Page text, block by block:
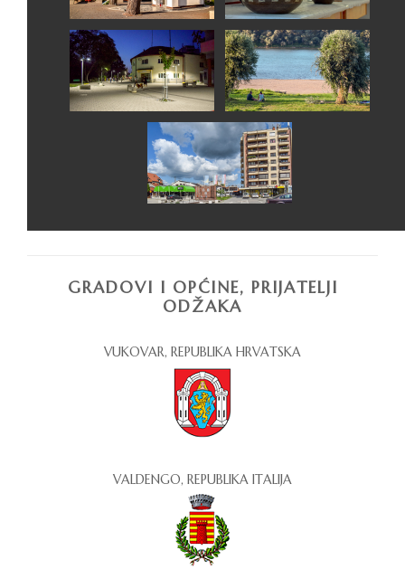
GRADOVI I OPĆINE, PRIJATELJI
ODŽAKA
VUKOVAR, REPUBLIKA HRVATSKA
VALDENGO, REPUBLIKA ITALIJA